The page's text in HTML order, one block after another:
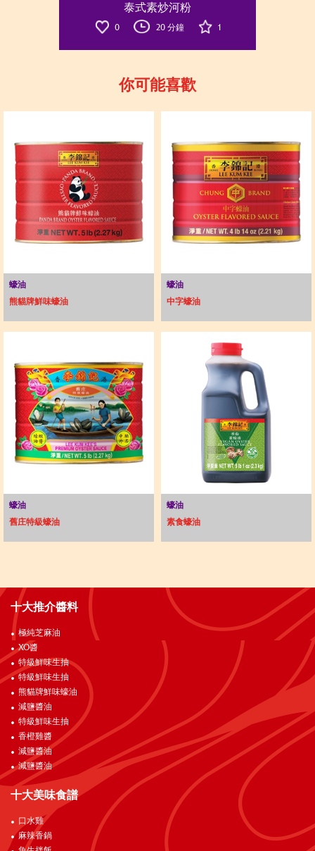
泰式素炒河粉
0 20 分鐘 1
你可能喜歡
蠔油
熊貓牌鮮味蠔油
蠔油
中字蠔油
蠔油
舊庄特級蠔油
蠔油
素食蠔油
十大推介醬料
極純芝麻油
XO醬
特級鮮味生抽
特級鮮味生抽
熊貓牌鮮味蠔油
減鹽醬油
特級鮮味生抽
香橙雞醬
減鹽醬油
減鹽醬油
十大美味食譜
口水雞
麻辣香鍋